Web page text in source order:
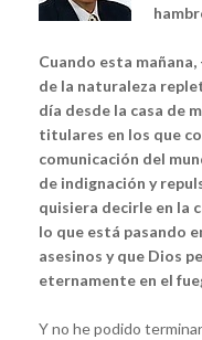
Cuando esta
de la naturaleza
día desde la casa de
titulares en los que
comunicación del
de indignación y
quisiera decirle en la
lo que está pasando
asesinos y que Dios
eternamente en el
Y no he podido